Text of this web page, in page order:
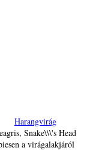
Harangvirág
Snake\\\'s Head
a virágalakjáról